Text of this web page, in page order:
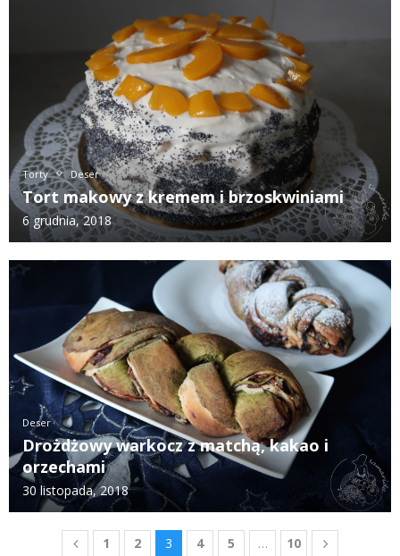
Torty Deser
Tort makowy z kremem i brzoskwiniami
6 grudnia, 2018
Deser
Drożdżowy warkocz z matchą, kakao i
orzechami
30 listopada, 2018
1 2 3 4 5 … 10